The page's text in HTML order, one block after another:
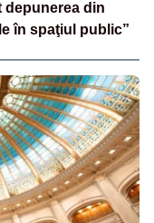
depunerea din
în spaţiul public”